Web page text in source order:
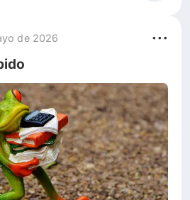
personaje de una Sitcom
tendríamos un largo debate
de 2026